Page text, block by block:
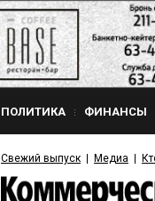
ПОЛИТИКА ФИНАНСЫ
Свежий выпуск Медиа